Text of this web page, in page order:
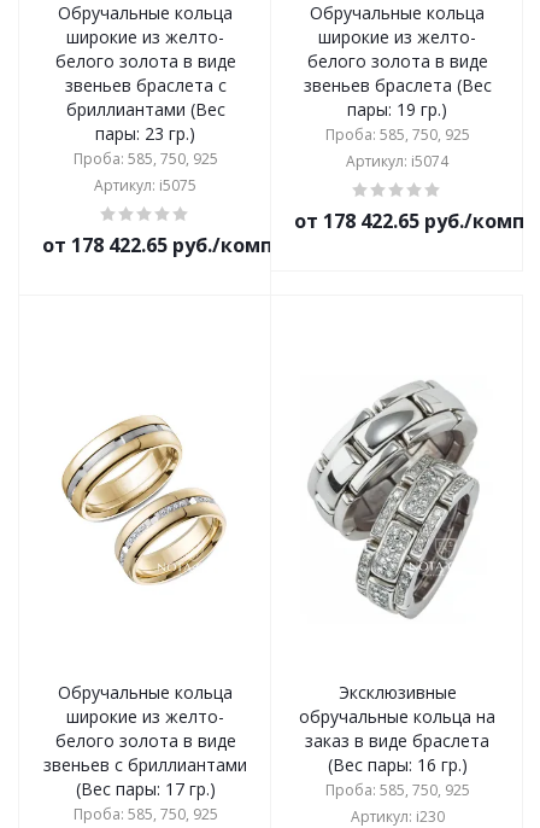
Обручальные кольца
широкие из желто-
белого золота в виде
звеньев браслета с
бриллиантами (Вес
пары: 23 гр.)
Проба: 585, 750, 925
Артикул: i5075
от 178 422.65 руб./комплект
Обручальные кольца
широкие из желто-
белого золота в виде
звеньев браслета (Вес
пары: 19 гр.)
Проба: 585, 750, 925
Артикул: i5074
от 178 422.65 руб./
Обручальные кольца
широкие из желто-
белого золота в виде
звеньев с бриллиантами
(Вес пары: 17 гр.)
Проба: 585, 750, 925
Эксклюзивные
обручальные кольца на
заказ в виде браслета
(Вес пары: 16 гр.)
Проба: 585, 750, 925
Артикул: i230